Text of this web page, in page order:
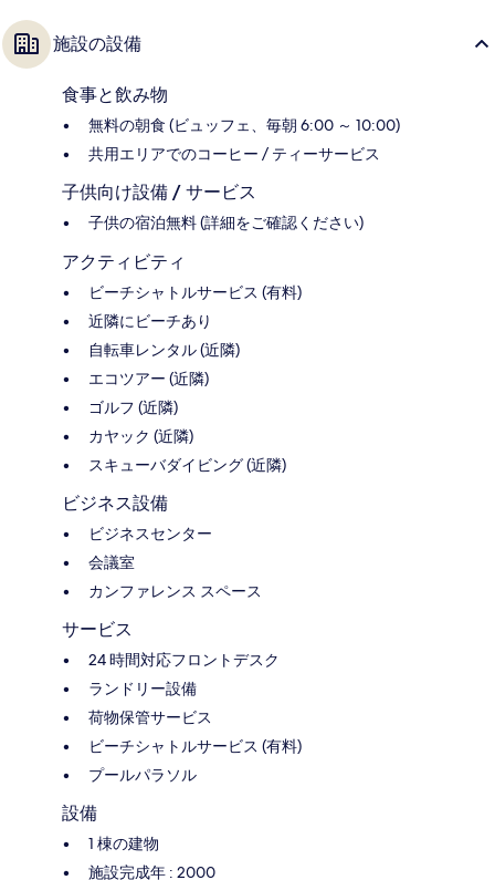
施設の設備
食事と飲み物
無料の朝食 (ビュッフェ、毎朝 6:00 ～ 10:00)
共用エリアでのコーヒー / ティーサービス
子供向け設備 / サービス
子供の宿泊無料 (詳細をご確認ください)
アクティビティ
ビーチシャトルサービス (有料)
近隣にビーチあり
自転車レンタル (近隣)
エコツアー (近隣)
ゴルフ (近隣)
カヤック (近隣)
スキューバダイビング (近隣)
ビジネス設備
ビジネスセンター
会議室
カンファレンス スペース
サービス
24 時間対応フロントデスク
ランドリー設備
荷物保管サービス
ビーチシャトルサービス (有料)
プールパラソル
設備
1 棟の建物
施設完成年 : 2000